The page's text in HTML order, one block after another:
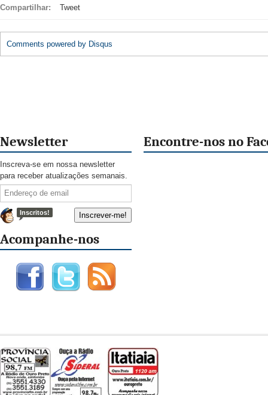
Compartilhar: Tweet
Comments powered by Disqus
Newsletter
Inscreva-se em nossa newsletter
para receber atualizações semanais.
Inscritos!
Acompanhe-nos
Encontre-nos no